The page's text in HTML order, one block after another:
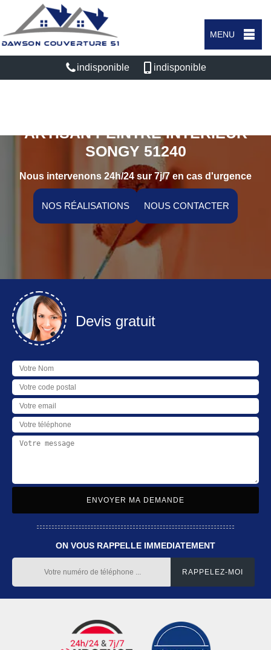
MENU
indisponible indisponible
ARTISAN PEINTRE INTÉRIEUR
SONGY 51240
Nous intervenons 24h/24 sur 7j/7 en cas d'urgence
NOS RÉALISATIONS NOUS CONTACTER
Devis gratuit
ON VOUS RAPPELLE IMMEDIATEMENT